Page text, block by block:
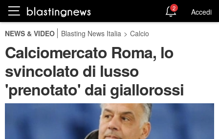
2 Accedi
NEWS & VIDEO Blasting News Italia > Calcio
Calciomercato Roma, lo
svincolato di lusso
'prenotato' dai giallorossi